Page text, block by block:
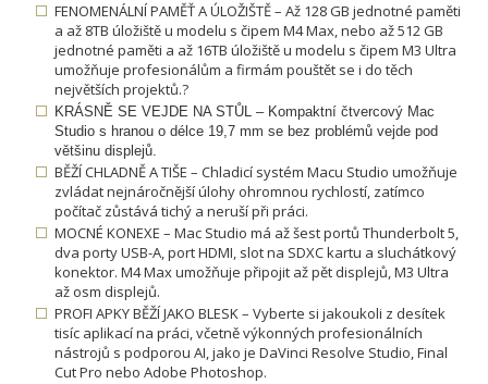
FENOMENÁLNÍ PAMĚŤ A ÚLOŽIŠTĚ – Až 128 GB jednotné paměti
a až 8TB úložiště u modelu s čipem M4 Max, nebo až 512 GB
jednotné paměti a až 16TB úložiště u modelu s čipem M3 Ultra
umožňuje profesionálům a firmám pouštět se i do těch
největších projektů.?
KRÁSNĚ SE VEJDE NA STŮL – Kompaktní čtvercový Mac
Studio s hranou o délce 19,7 mm se bez problémů vejde pod
většinu displejů.
BĚŽÍ CHLADNĚ A TIŠE – Chladicí systém Macu Studio umožňuje
zvládat nejnáročnější úlohy ohromnou rychlostí, zatímco
počítač zůstává tichý a neruší při práci.
MOCNÉ KONEXE – Mac Studio má až šest portů Thunderbolt 5,
dva porty USB-A, port HDMI, slot na SDXC kartu a sluchátkový
konektor. M4 Max umožňuje připojit až pět displejů, M3 Ultra
až osm displejů.
PROFI APKY BĚŽÍ JAKO BLESK – Vyberte si jakoukoli z desítek
tisíc aplikací na práci, včetně výkonných profesionálních
nástrojů s podporou AI, jako je DaVinci Resolve Studio, Final
Cut Pro nebo Adobe Photoshop.